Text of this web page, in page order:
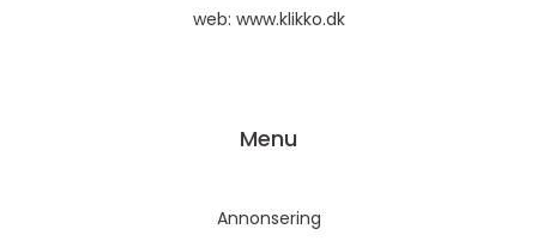
web: www.klikko.dk
Menu
Annonsering